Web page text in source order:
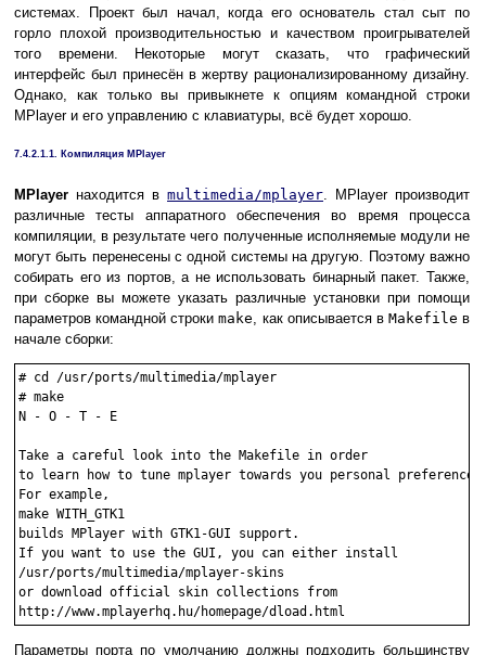
системах. Проект был начал, когда его основатель стал сыт по
горло плохой производительностью и качеством проигрывателей
того времени. Некоторые могут сказать, что графический
интерфейс был принесён в жертву рационализированному дизайну.
Однако, как только вы привыкнете к опциям командной строки
MPlayer и его управлению с клавиатуры, всё будет хорошо.
7.4.2.1.1. Компиляция MPlayer
MPlayer находится в multimedia/mplayer . MPlayer производит
различные тесты аппаратного обеспечения во время процесса
компиляции, в результате чего полученные исполняемые модули не
могут быть перенесены с одной системы на другую. Поэтому важно
собирать его из портов, а не использовать бинарный пакет. Также,
при сборке вы можете указать различные установки при помощи
параметров командной строкиmake , как описывается в Makefile в
начале сборки:
# cd /usr/ports/multimedia/mplayer
# make
N - O - T - E
Take a careful look into the Makefile in order
to learn how to tune mplayer towards you personal
For example,
make WITH_GTK1
builds MPlayer with GTK1-GUI support.
If you want to use the GUI, you can either install
/usr/ports/multimedia/mplayer-skins
or download official skin collections from
Параметры порта по умолчанию должны подходить большинству